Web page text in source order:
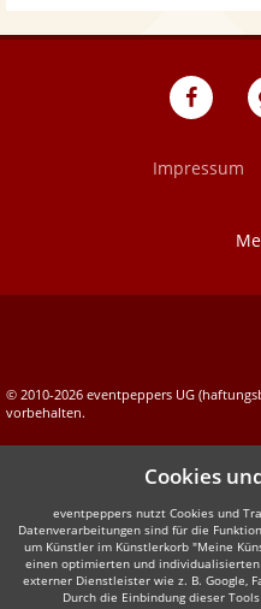
Impressum
© 2010-2026 eventpeppers UG
vorbehalten.
Cookies
eventpeppers nutzt Cookies und
Datenverarbeitungen sind für die
um Künstler im Künstlerkorb "Meine
einen optimierten und
externer Dienstleister wie z. B. Google,
Durch die Einbindung dieser